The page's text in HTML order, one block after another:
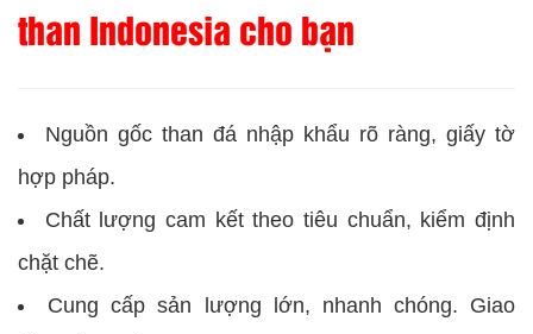
than Indonesia cho bạn
Nguồn gốc than đá nhập khẩu rõ ràng, giấy tờ
hợp pháp.
Chất lượng cam kết theo tiêu chuẩn, kiểm định
chặt chẽ.
Cung cấp sản lượng lớn, nhanh chóng. Giao